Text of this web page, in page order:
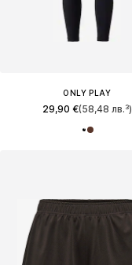
ONLY PLAY
29,90 €(58,48 лв.³)